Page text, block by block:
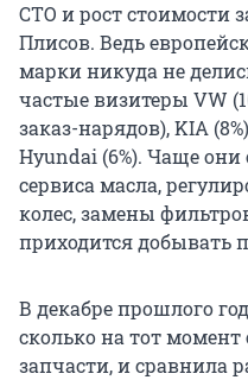
СТО и рост стоимости
Плисов. Ведь
марки никуда не
частые визитеры VW
заказ-нарядов), KIA
Hyundai (6%). Чаще
сервиса масла,
колес, замены
приходится добывать
В декабре прошлого
сколько на тот
запчасти, и сравнила